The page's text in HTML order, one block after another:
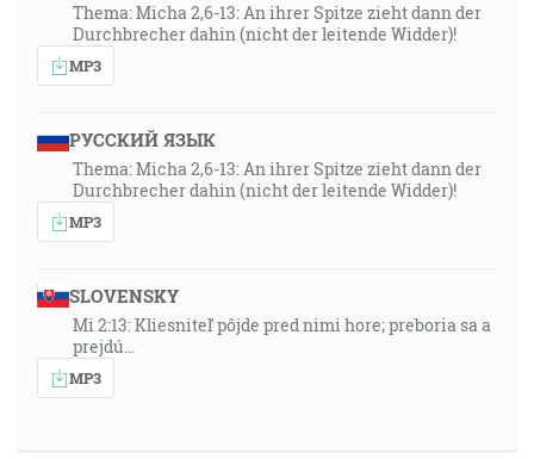
Thema: Micha 2,6-13: An ihrer Spitze zieht dann der
Durchbrecher dahin (nicht der leitende Widder)!
MP3
РУССКИЙ ЯЗЫК
Thema: Micha 2,6-13: An ihrer Spitze zieht dann der
Durchbrecher dahin (nicht der leitende Widder)!
MP3
SLOVENSKY
Mi 2:13: Kliesniteľ pôjde pred nimi hore; preboria sa a
prejdú…
MP3